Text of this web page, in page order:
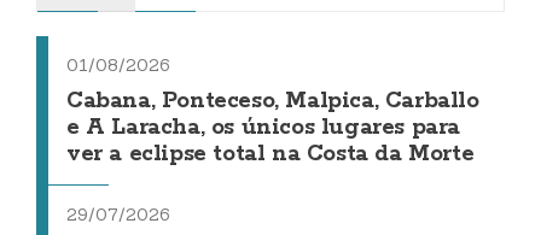
01/08/2026
Cabana, Ponteceso, Malpica, Carballo
e A Laracha, os únicos lugares para
ver a eclipse total na Costa da Morte
29/07/2026